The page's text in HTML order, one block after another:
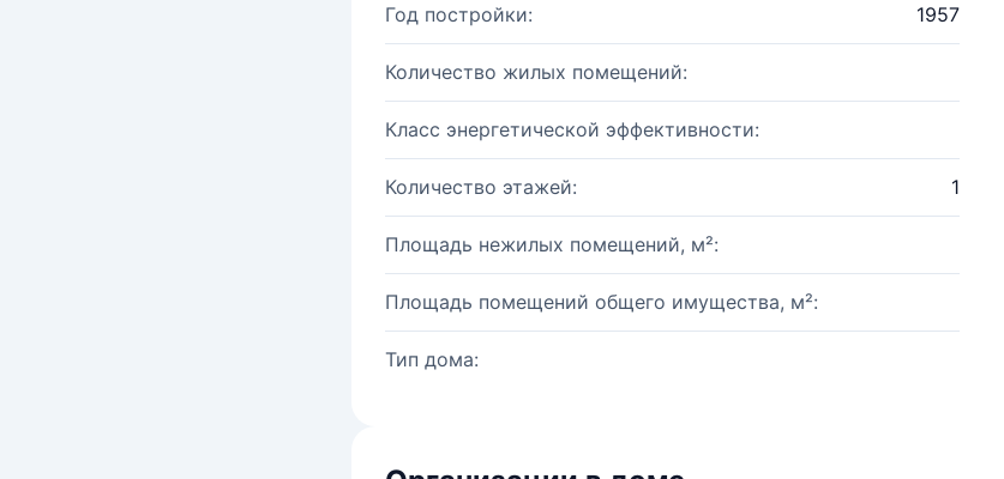
Год постройки: 1957
Количество жилых помещений:
Класс энергетической эффективности:
Количество этажей: 1
Площадь нежилых помещений, м²:
Площадь помещений общего имущества, м²:
Тип дома: